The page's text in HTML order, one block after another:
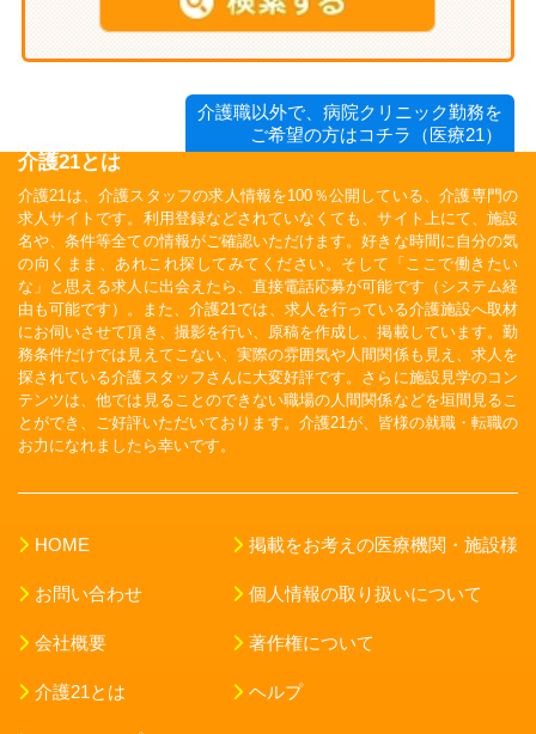
介護職以外で、病院クリニック勤務を
ご希望の方はコチラ（医療21）
介護21とは
介護21は、介護スタッフの求人情報を100％公開している、介護専門の
求人サイトです。利用登録などされていなくても、サイト上にて、施設
名や、条件等全ての情報がご確認いただけます。好きな時間に自分の気
の向くまま、あれこれ探してみてください。そして「ここで働きたい
な」と思える求人に出会えたら、直接電話応募が可能です（システム経
由も可能です）。また、介護21では、求人を行っている介護施設へ取材
にお伺いさせて頂き、撮影を行い、原稿を作成し、掲載しています。勤
務条件だけでは見えてこない、実際の雰囲気や人間関係も見え、求人を
探されている介護スタッフさんに大変好評です。さらに施設見学のコン
テンツは、他では見ることのできない職場の人間関係などを垣間見るこ
とができ、ご好評いただいております。介護21が、皆様の就職・転職の
お力になれましたら幸いです。
HOME
お問い合わせ
会社概要
介護21とは
掲載をお考えの医療機関・施設様
個人情報の取り扱いについて
著作権について
ヘルプ